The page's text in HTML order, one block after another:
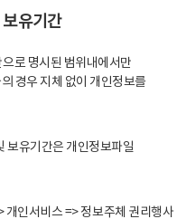
유기간
로 명시된 범위내에서만
경우 지체 없이 개인정보를
보유기간은 개인정보파일
인서비스 => 정보주체 권리행사